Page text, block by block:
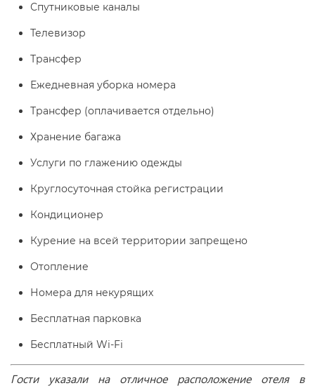
Спутниковые каналы
Телевизор
Трансфер
Ежедневная уборка номера
Трансфер (оплачивается отдельно)
Хранение багажа
Услуги по глажению одежды
Круглосуточная стойка регистрации
Кондиционер
Курение на всей территории запрещено
Отопление
Номера для некурящих
Бесплатная парковка
Бесплатный Wi-Fі
Гости указали на отличное расположение отеля в